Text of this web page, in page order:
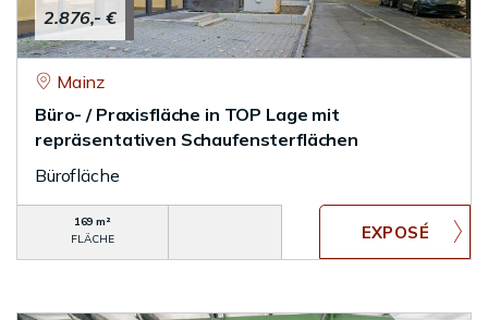
2.876,- €
Mainz
Büro- / Praxisfläche in TOP Lage mit
repräsentativen Schaufensterflächen
Bürofläche
169 m²
FLÄCHE